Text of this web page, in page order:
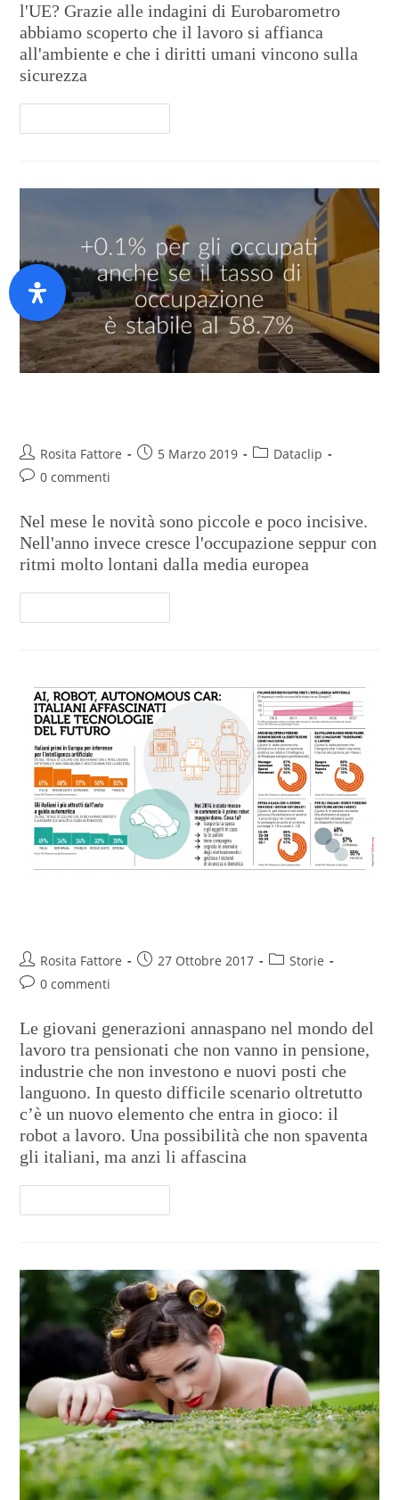
l'UE? Grazie alle indagini di Eurobarometro
abbiamo scoperto che il lavoro si affianca
all'ambiente e che i diritti umani vincono sulla
sicurezza
Rosita Fattore 5 Marzo 2019
Dataclip
0 commenti
Nel mese le novità sono piccole e poco incisive.
Nell'anno invece cresce l'occupazione seppur con
ritmi molto lontani dalla media europea
Rosita Fattore 27 Ottobre 2017
Storie
0 commenti
Le giovani generazioni annaspano nel mondo del
lavoro tra pensionati che non vanno in pensione,
industrie che non investono e nuovi posti che
languono. In questo difficile scenario oltretutto
c’è un nuovo elemento che entra in gioco: il
robot a lavoro. Una possibilità che non spaventa
gli italiani, ma anzi li affascina